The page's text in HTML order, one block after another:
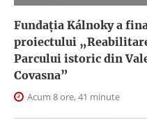
Fundația Kálnoky a
proiectului
Parcului istoric din
Covasna”
Acum 8 ore, 41 minute